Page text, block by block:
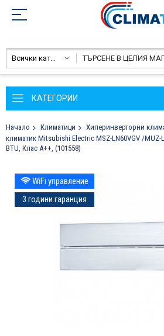
Всички категории
КАТЕГОРИИ
Начало Климатици Хиперинверторни
климатик Mitsubishi Electric MSZ-LN60VGV /MUZ-
BTU, Клас A++, (101558)
Преминете
към
края
на
WiFi управление
3 години гаранция